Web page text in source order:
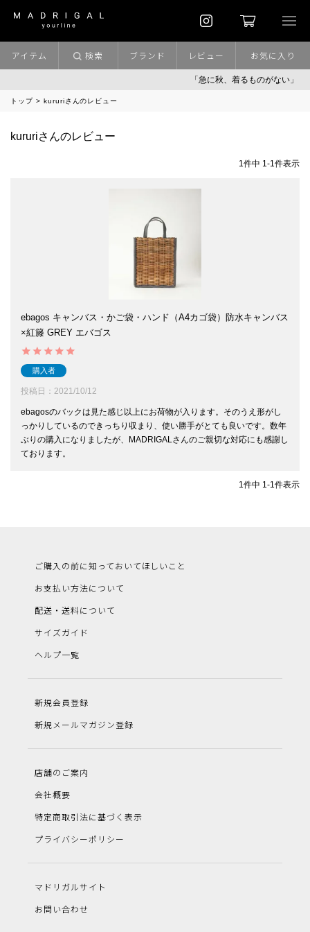
「急に秋、着るものがない」
アイテム 検索 ブランド レビュー お気に入り
トップ kururiさんのレビュー
kururiさんのレビュー
1件中 1-1件表示
ebagos キャンバス・かご袋・ハンド（A4カゴ袋）防水キャンバス
×紅籐 GREY エバゴス
購入者
投稿日 2021/10/12
ebagosのバックは見た感じ以上にお荷物が入ります。そのうえ形がし
っかりしているのできっちり収まり、使い勝手がとても良いです。数年
ぶりの購入になりましたが、MADRIGALさんのご親切な対応にも感謝し
ております。
1件中 1-1件表示
ご購入の前に知っておいてほしいこと
お支払い方法について
配送・送料について
サイズガイド
ヘルプ一覧
新規会員登録
新規メールマガジン登録
店舗のご案内
会社概要
特定商取引法に基づく表示
プライバシーポリシー
マドリガルサイト
お問い合わせ